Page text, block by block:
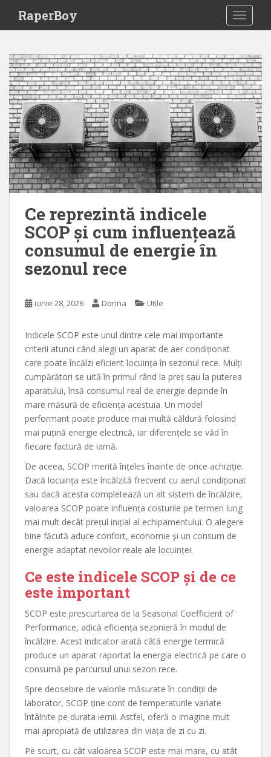
i
RaperBoy
Ce reprezintă indicele
SCOP și cum influențează
consumul de energie în
sezonul rece
iunie 28, 2026 Dorina Utile
Indicele SCOP este unul dintre cele mai importante
criterii atunci când alegi un aparat de aer condiționat
care poate încălzi eficient locuința în sezonul rece. Mulți
cumpărători se uită în primul rând la preț sau la puterea
aparatului, însă consumul real de energie depinde în
mare măsură de eficiența acestuia. Un model
performant poate produce mai multă căldură folosind
mai puțină energie electrică, iar diferențele se văd în
fiecare factură de iarnă.
De aceea, SCOP merită înțeles înainte de orice achiziție.
Dacă locuința este încălzită frecvent cu aerul condiționat
sau dacă acesta completează un alt sistem de încălzire,
valoarea SCOP poate influența costurile pe termen lung
mai mult decât prețul inițial al echipamentului. O alegere
bine făcută aduce confort, economie și un consum de
energie adaptat nevoilor reale ale locuinței.
Ce este indicele SCOP și de ce
este important
SCOP este prescurtarea de la Seasonal Coefficient of
Performance, adică eficiența sezonieră în modul de
încălzire. Acest indicator arată câtă energie termică
produce un aparat raportat la energia electrică pe care o
consumă pe parcursul unui sezon rece.
Spre deosebire de valorile măsurate în condiții de
laborator, SCOP ține cont de temperaturile variate
întâlnite pe durata iernii. Astfel, oferă o imagine mult
mai apropiată de utilizarea din viața de zi cu zi.
Pe scurt, cu cât valoarea SCOP este mai mare, cu atât